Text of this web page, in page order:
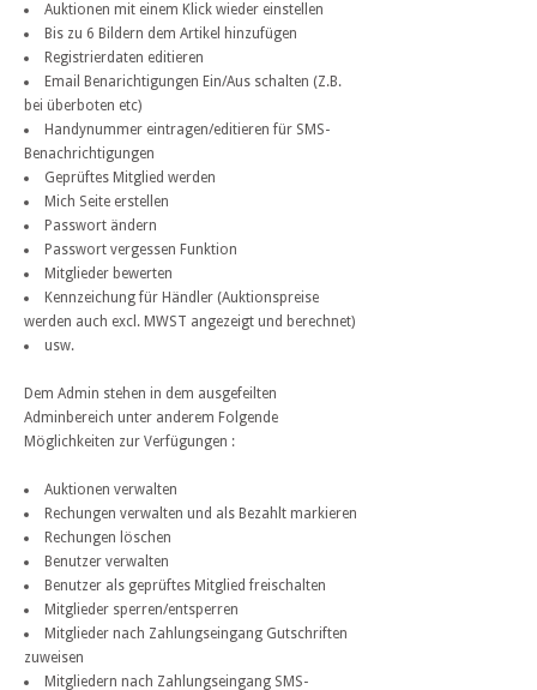
Auktionen mit einem Klick wieder einstellen
Bis zu 6 Bildern dem Artikel hinzufügen
Registrierdaten editieren
Email Benarichtigungen Ein/Aus schalten (Z.B.
bei überboten etc)
Handynummer eintragen/editieren für SMS-
Benachrichtigungen
Geprüftes Mitglied werden
Mich Seite erstellen
Passwort ändern
Passwort vergessen Funktion
Mitglieder bewerten
Kennzeichung für Händler (Auktionspreise
werden auch excl. MWST angezeigt und berechnet)
usw.
Dem Admin stehen in dem ausgefeilten
Adminbereich unter anderem Folgende
Möglichkeiten zur Verfügungen :
Auktionen verwalten
Rechungen verwalten und als Bezahlt markieren
Rechungen löschen
Benutzer verwalten
Benutzer als geprüftes Mitglied freischalten
Mitglieder sperren/entsperren
Mitglieder nach Zahlungseingang Gutschriften
zuweisen
Mitgliedern nach Zahlungseingang SMS-